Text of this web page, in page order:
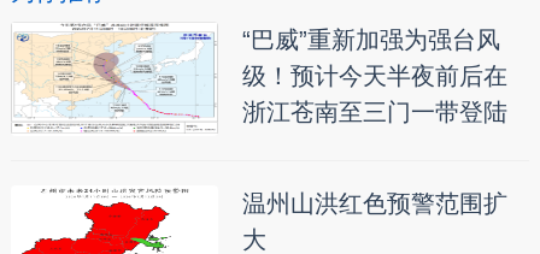
“巴威”重新加强为强台风
级！预计今天半夜前后在
浙江苍南至三门一带登陆
温州山洪红色预警范围扩
大